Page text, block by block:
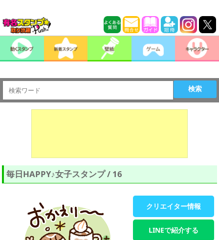
検索
毎日HAPPY♪女子スタンプ / 16
クリエイター情報
LINEで紹介する